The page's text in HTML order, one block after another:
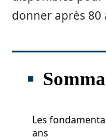
donner après 80
Les
ans